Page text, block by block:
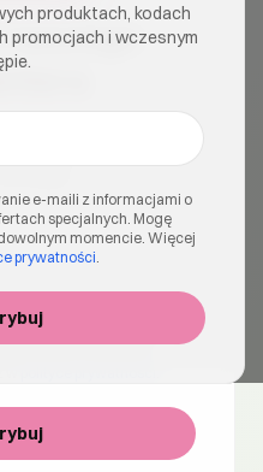
produktach, kodach
promocjach i wczesnym
e-maili z informacjami o
specjalnych. Mogę
momencie. Więcej
prywatności
naszego
produktach, kodach
promocjach i
e-maili z informacjami
ofertach specjalnych. Mogę